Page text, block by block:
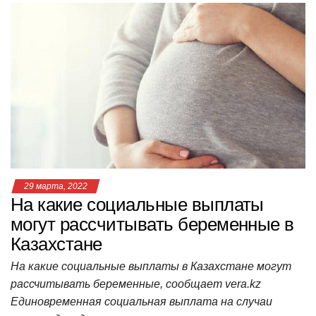
tt
n
o
kl
a
ss
ni
ki
e
gr
a
m
.R er п
р
а
в
и
т
ь
29 марта, 2022
На какие социальные выплаты
могут рассчитывать беременные в
Казахстане
На какие социальные выплаты в Казахстане могут
рассчитывать беременные, сообщает vera.kz
Единовременная социальная выплата на случаи